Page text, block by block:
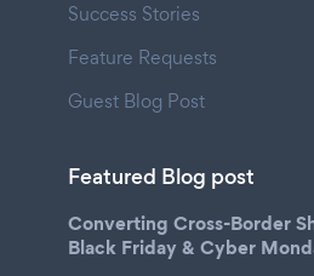
Success Stories
Feature Requests
Guest Blog Post
Featured Blog post
Converting Cross-Border
Black Friday & Cyber